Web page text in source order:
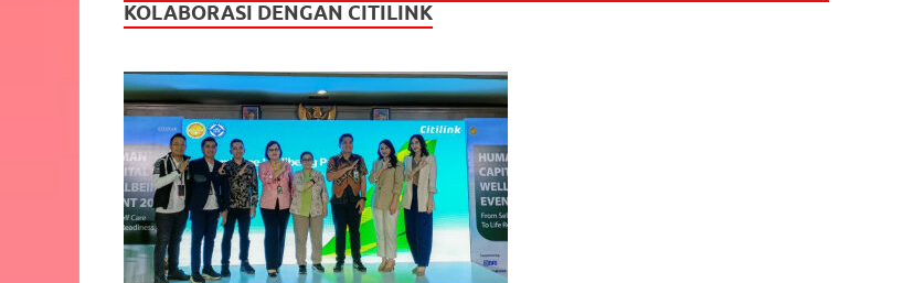
KOLABORASI DENGAN CITILINK